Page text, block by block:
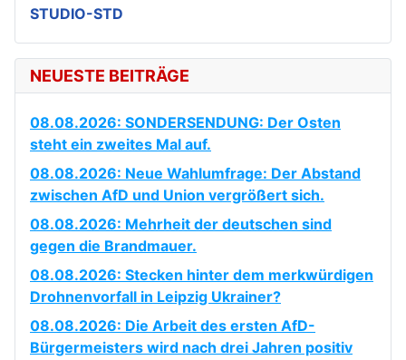
STUDIO-STD
NEUESTE BEITRÄGE
08.08.2026: SONDERSENDUNG: Der Osten
steht ein zweites Mal auf.
08.08.2026: Neue Wahlumfrage: Der Abstand
zwischen AfD und Union vergrößert sich.
08.08.2026: Mehrheit der deutschen sind
gegen die Brandmauer.
08.08.2026: Stecken hinter dem merkwürdigen
Drohnenvorfall in Leipzig Ukrainer?
08.08.2026: Die Arbeit des ersten AfD-
Bürgermeisters wird nach drei Jahren positiv